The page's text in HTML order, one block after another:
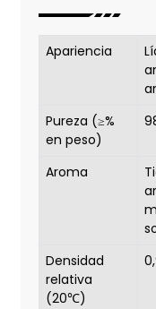
Apariencia
Pureza (≥%
en peso)
Aroma
Densidad
relativa
(20℃)